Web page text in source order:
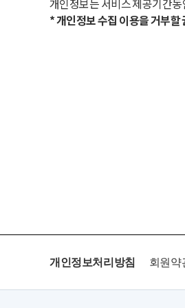
* 개인정보 수집 이용을 거부
개인정보처리방침 회원약